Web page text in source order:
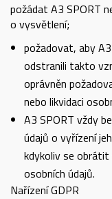
požádat A3 SPORT
o vysvětlení;
požadovat, aby
odstranili takto
oprávněn
nebo likvidaci
A3 SPORT vždy
údajů o vyřízení
kdykoliv se obrátit
osobních údajů.
Nařízení GDPR